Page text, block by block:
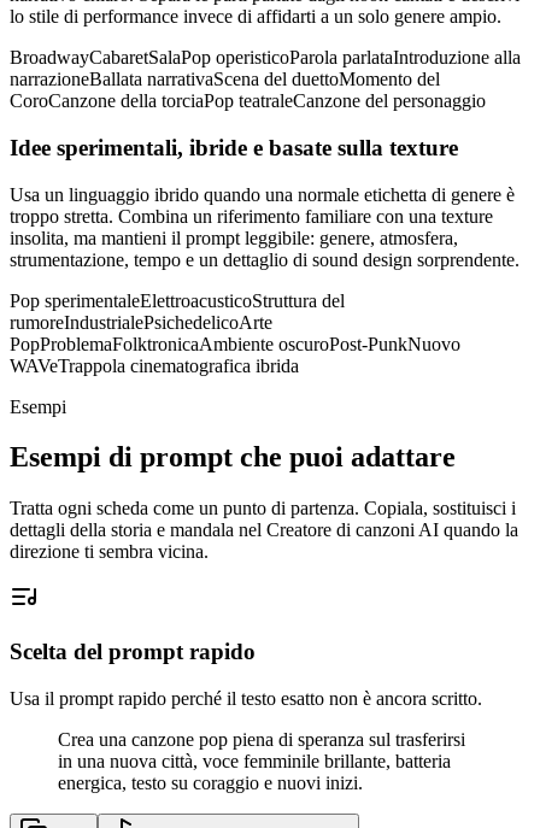
lo stile di performance invece di affidarti a un solo genere ampio.
BroadwayCabaretSalaPop operisticoParola parlataIntroduzione alla
narrazioneBallata narrativaScena del duettoMomento del
CoroCanzone della torciaPop teatraleCanzone del personaggio
Idee sperimentali, ibride e basate sulla texture
Usa un linguaggio ibrido quando una normale etichetta di genere è
troppo stretta. Combina un riferimento familiare con una texture
insolita, ma mantieni il prompt leggibile: genere, atmosfera,
strumentazione, tempo e un dettaglio di sound design sorprendente.
Pop sperimentaleElettroacusticoStruttura del
rumoreIndustrialePsichedelicoArte
PopProblemaFolktronicaAmbiente oscuroPost-PunkNuovo
WAVeTrappola cinematografica ibrida
Esempi
Esempi di prompt che puoi adattare
Tratta ogni scheda come un punto di partenza. Copiala, sostituisci i
dettagli della storia e mandala nel Creatore di canzoni AI quando la
direzione ti sembra vicina.
Scelta del prompt rapido
Usa il prompt rapido perché il testo esatto non è ancora scritto.
Crea una canzone pop piena di speranza sul trasferirsi
in una nuova città, voce femminile brillante, batteria
energica, testo su coraggio e nuovi inizi.